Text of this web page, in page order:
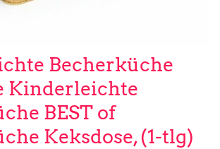
Becherküche
Kinderleichte
BEST of
Keksdose, (1-tlg)